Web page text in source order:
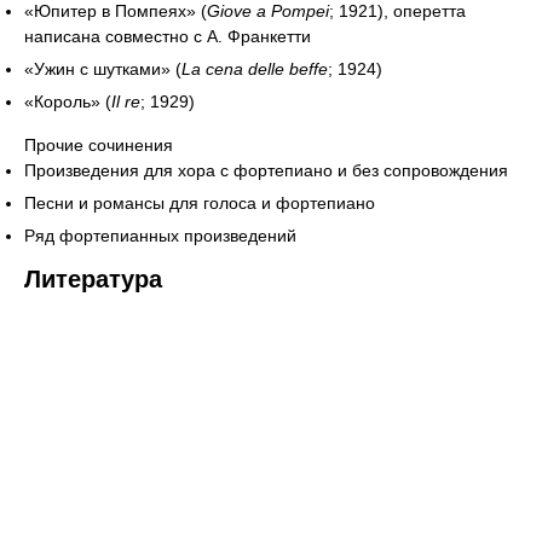
«Юпитер в Помпеях» (Giove a Pompei; 1921), оперетта
написана совместно с А. Франкетти
«Ужин с шутками» (La cena delle beffe; 1924)
«Король» (Il re; 1929)
Прочие сочинения
Произведения для хора с фортепиано и без сопровождения
Песни и романсы для голоса и фортепиано
Ряд фортепианных произведений
Литература